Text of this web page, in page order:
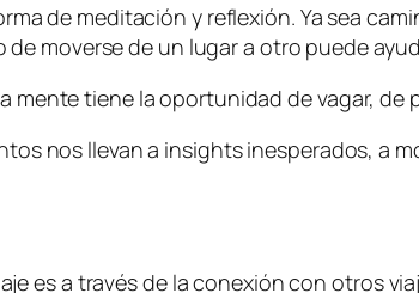
de meditación y reflexión. Ya sea
moverse de un lugar a otro puede
tiene la oportunidad de vagar,
nos llevan a insights inesperados, a
es a través de la conexión con otros